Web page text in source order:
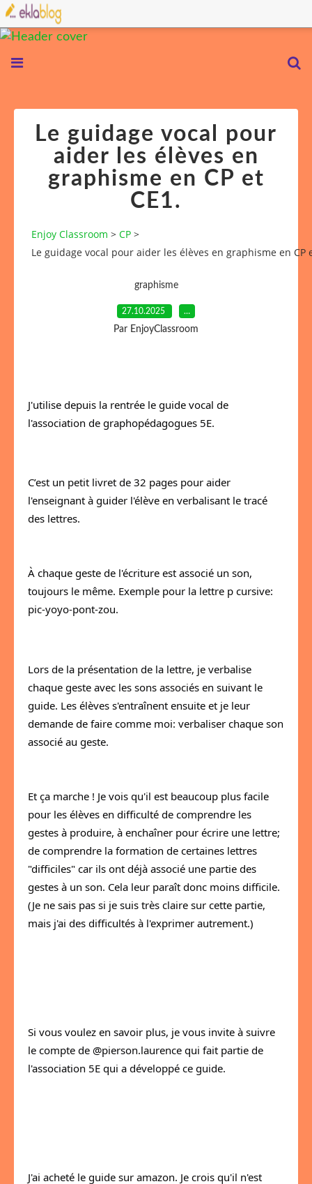
Le guidage vocal pour
aider les élèves en
graphisme en CP et
CE1.
Enjoy Classroom > CP >
Le guidage vocal pour aider les élèves en graphisme en CP
graphisme
27.10.2025 …
Par EnjoyClassroom
J'utilise depuis la rentrée le guide vocal de
l'association de graphopédagogues 5E.
C’est un petit livret de 32 pages pour aider
l'enseignant à guider l'élève en verbalisant le tracé
des lettres.
À chaque geste de l'écriture est associé un son,
toujours le même. Exemple pour la lettre p cursive:
pic-yoyo-pont-zou.
Lors de la présentation de la lettre, je verbalise
chaque geste avec les sons associés en suivant le
guide. Les élèves s'entraînent ensuite et je leur
demande de faire comme moi: verbaliser chaque son
associé au geste.
Et ça marche ! Je vois qu'il est beaucoup plus facile
pour les élèves en difficulté de comprendre les
gestes à produire, à enchaîner pour écrire une lettre;
de comprendre la formation de certaines lettres
"difficiles" car ils ont déjà associé une partie des
gestes à un son. Cela leur paraît donc moins difficile.
(Je ne sais pas si je suis très claire sur cette partie,
mais j'ai des difficultés à l'exprimer autrement.)
Si vous voulez en savoir plus, je vous invite à suivre
le compte de @pierson.laurence qui fait partie de
l'association 5E qui a développé ce guide.
J'ai acheté le guide sur amazon. Je crois qu'il n'est